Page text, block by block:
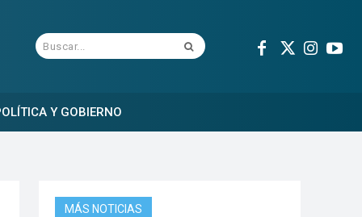
Buscar...
Y GOBIERNO
MÁS NOTICIAS